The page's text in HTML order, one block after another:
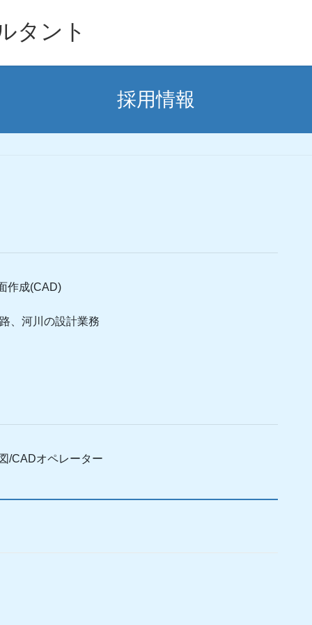
タント
採用情報
作成(CAD)
、河川の設計業務
/CADオペレーター